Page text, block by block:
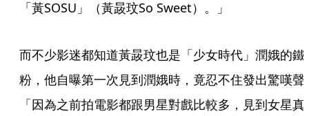
「黃SOSU」（黃晸玟So Sweet）。」
而不少影迷都知道黃晸玟也是「少女時代」潤娥的鐵
粉，他自曝第一次見到潤娥時，竟忍不住發出驚嘆聲
「因為之前拍電影都跟男星對戲比較多，見到女星真